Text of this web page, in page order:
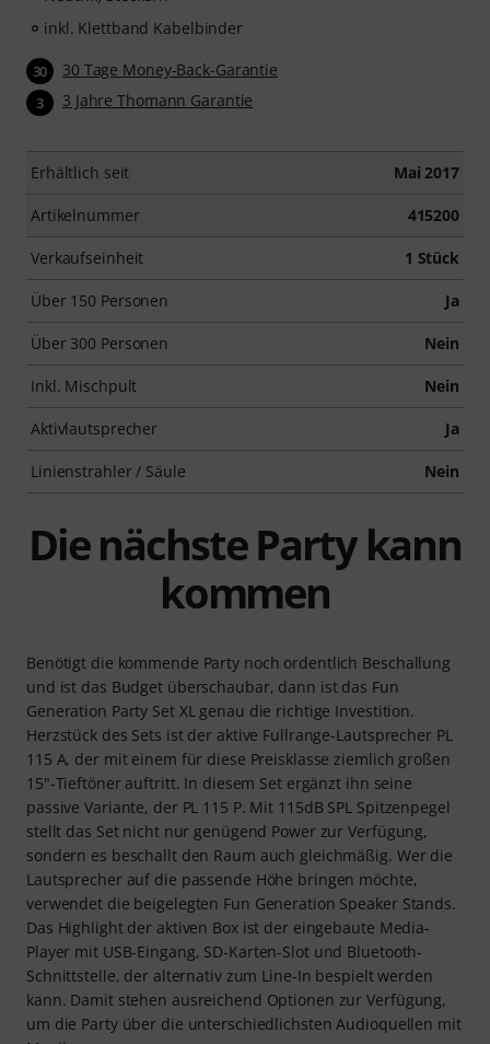
inkl. Klettband Kabelbinder
30 30 Tage Money-Back-Garantie
3 3 Jahre Thomann Garantie
Erhältlich seit Mai 2017
Artikelnummer 415200
Verkaufseinheit 1 Stück
Über 150 Personen Ja
Über 300 Personen Nein
Inkl. Mischpult Nein
Aktivlautsprecher Ja
Linienstrahler / Säule Nein
Die nächste Party kann
kommen
Benötigt die kommende Party noch ordentlich Beschallung
und ist das Budget überschaubar, dann ist das Fun
Generation Party Set XL genau die richtige Investition.
Herzstück des Sets ist der aktive Fullrange-Lautsprecher PL
115 A, der mit einem für diese Preisklasse ziemlich großen
15"-Tieftöner auftritt. In diesem Set ergänzt ihn seine
passive Variante, der PL 115 P. Mit 115dB SPL Spitzenpegel
stellt das Set nicht nur genügend Power zur Verfügung,
sondern es beschallt den Raum auch gleichmäßig. Wer die
Lautsprecher auf die passende Höhe bringen möchte,
verwendet die beigelegten Fun Generation Speaker Stands.
Das Highlight der aktiven Box ist der eingebaute Media-
Player mit USB-Eingang, SD-Karten-Slot und Bluetooth-
Schnittstelle, der alternativ zum Line-In bespielt werden
kann. Damit stehen ausreichend Optionen zur Verfügung,
um die Party über die unterschiedlichsten Audioquellen mit